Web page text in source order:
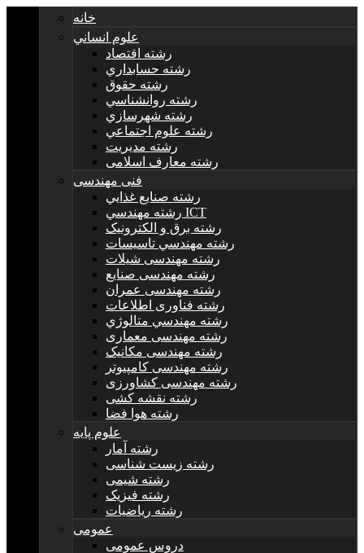
خانه
علوم انساني
رشته اقتصاد
رشته حسابداري
رشته حقوق
رشته روانشناسي
رشته شهرسازي
رشته علوم اجتماعي
رشته مديريت
رشته معارف اسلامی
فنی مهندسی
رشته صنايع غذايي
رشته مهندسي ICT
رشته برق و الکترونيک
رشته مهندسي تاسيسات
رشته مهندسی شیلات
رشته مهندسی صنایع
رشته مهندسی عمران
رشته فناوری اطلاعات
رشته مهندسي متالوژي
رشته مهندسی معماری
رشته مهندسی مکانیک
رشته مهندسی کامپیوتر
رشته مهندسی کشاورزی
رشته نقشه کشی
رشته هوا فضا
علوم پایه
رشته آمار
رشته زیست شناسی
رشته شیمی
رشته فیزیک
رشته ریاضیات
عمومی
دروس عمومی